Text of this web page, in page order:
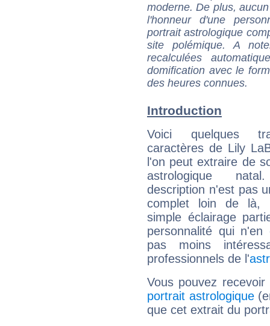
moderne. De plus,
l'honneur d'une
portrait astrologique
site polémique. A
recalculées
domification avec le
des heures connues.
Introduction
Voici quelques
caractères de Lily
l'on peut extraire de
astrologique
description n'est pas
complet loin de là,
simple éclairage
personnalité qui n'en
pas moins
professionnels de l'
Vous pouvez
portrait astrologique
que cet extrait du